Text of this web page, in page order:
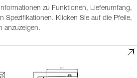
zu Funktionen, Lieferumfang,
Spezifikationen. Klicken Sie auf die Pfeile,
anzuzeigen.